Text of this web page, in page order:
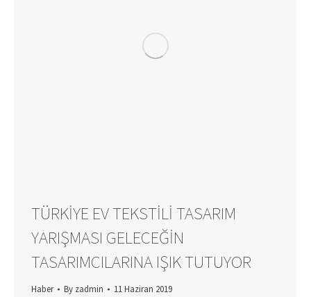
TÜRKIYE EV TEKSTILI TASARIM
YARIŞMASI GELECEĞIN
TASARIMCILARINA IŞIK TUTUYOR
Haber By zadmin 11 Haziran 2019